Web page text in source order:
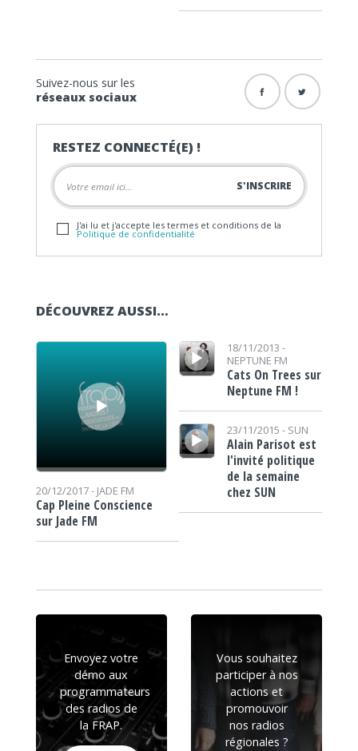
Suivez-nous sur les
réseaux sociaux
RESTEZ CONNECTÉ(E) !
J'ai lu et j'accepte les termes et conditions de la
Politique de confidentialité
DÉCOUVREZ AUSSI…
Lecteur audio
20/12/2017 - JADE FM
Cap Pleine Conscience
sur Jade FM
Lecteur audio18/11/2013 -
NEPTUNE FM
Cats On Trees sur
Neptune FM !
Lecteur audio
23/11/2015 - SUN
Alain Parisot est
l'invité politique
de la semaine
chez SUN
Envoyez votre
démo aux
programmateurs
des radios de
la FRAP.
Vous souhaitez
participer à nos
actions et
promouvoir
nos radios
régionales ?